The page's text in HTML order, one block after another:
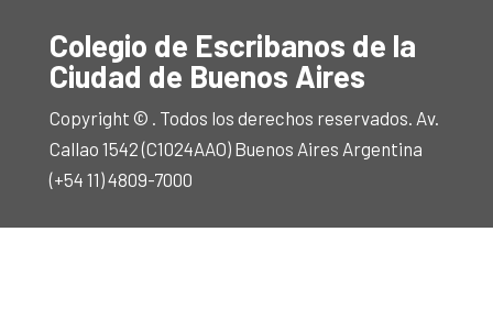
Colegio de Escribanos de la
Ciudad de Buenos Aires
Copyright © . Todos los derechos reservados. Av.
Callao 1542 (C1024AAO) Buenos Aires Argentina
(+54 11) 4809-7000